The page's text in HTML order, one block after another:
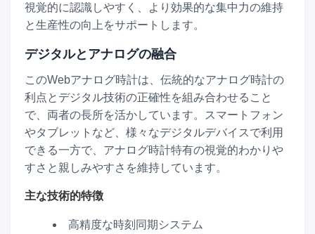
視覚的に認識しやすく、より効果的な集中力の維持
と生産性の向上をサポートします。
デジタルとアナログの融合
このWebアナログ時計は、伝統的なアナログ時計の
利点とデジタル技術の正確性を組み合わせること
で、両者の長所を活かしています。スマートフォン
やタブレットなど、様々なデジタルデバイスで利用
できる一方で、アナログ時計特有の視覚的わかりや
すさと親しみやすさを維持しています。
主な技術的特徴
高精度な時刻同期システム